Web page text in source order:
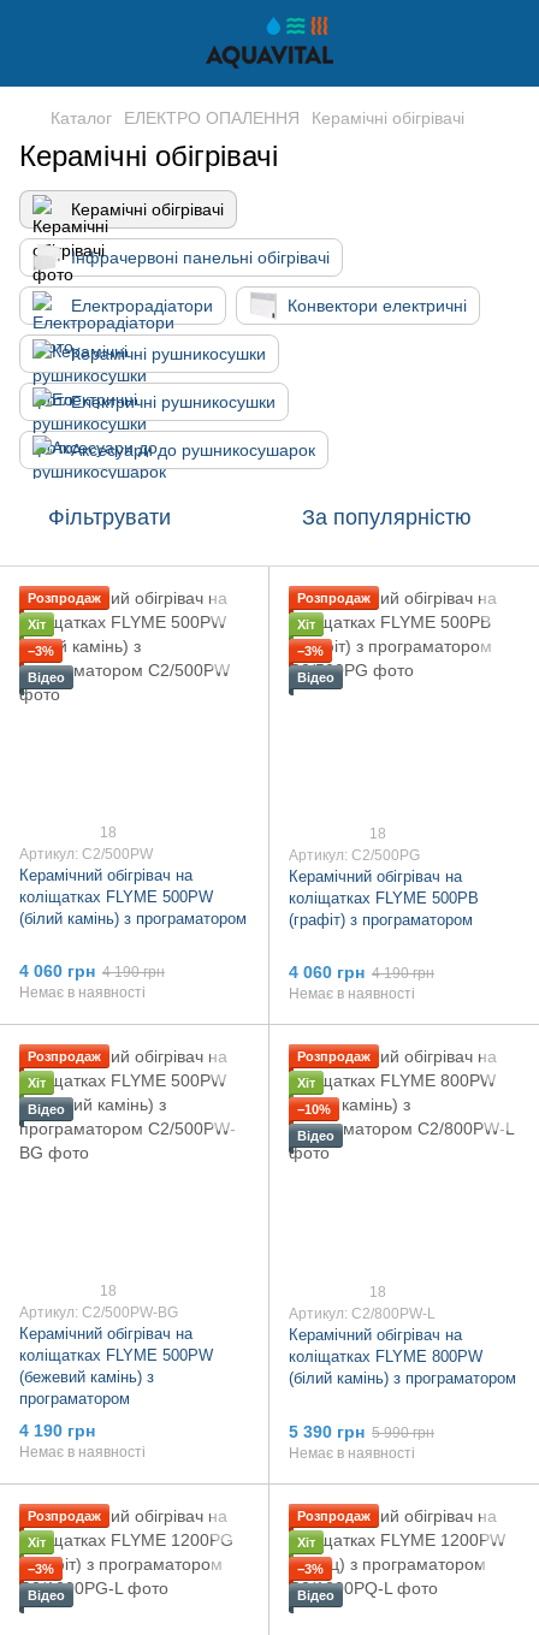
Каталог ЕЛЕКТРО ОПАЛЕННЯ Керамічні обігрівачі
Керамічні обігрівачі
Керамічні обігрівачі
Інфрачервоні панельні обігрівачі
Електрорадіатори Конвектори електричні
Керамічні рушникосушки
Електричні рушникосушки
Аксесуари до рушникосушарок
Фільтрувати За популярністю
Розпродаж
Хіт
−3%
Відео
18
Артикул: C2/500PW
Керамічний обігрівач на
коліщатках FLYME 500PW
(білий камінь) з програматором
4 060 грн 4 190 грн
Немає в наявності
Розпродаж
Хіт
−3%
Відео
18
Артикул: C2/500PG
Керамічний обігрівач на
коліщатках FLYME 500PB
(графіт) з програматором
4 060 грн 4 190 грн
Немає в наявності
Розпродаж
Хіт
Відео
18
Артикул: C2/500PW-BG
Керамічний обігрівач на
коліщатках FLYME 500PW
(бежевий камінь) з
програматором
4 190 грн
Немає в наявності
Розпродаж
Хіт
−10%
Відео
18
Артикул: C2/800PW-L
Керамічний обігрівач на
коліщатках FLYME 800PW
(білий камінь) з програматором
5 390 грн 5 990 грн
Немає в наявності
Розпродаж
Хіт
−3%
Відео
Розпродаж
Хіт
−3%
Відео